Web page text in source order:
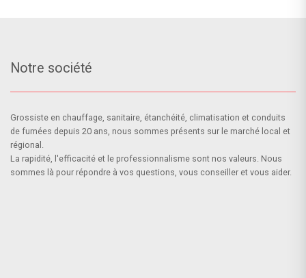
Notre société
Grossiste en chauffage, sanitaire, étanchéité, climatisation et conduits
de fumées depuis 20 ans, nous sommes présents sur le marché local et
régional.
La rapidité, l'efficacité et le professionnalisme sont nos valeurs. Nous
sommes là pour répondre à vos questions, vous conseiller et vous aider.